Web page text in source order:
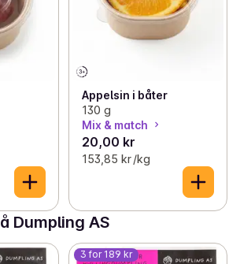
Appelsin i båter
130 g
Mix & match
20,00 kr
153,85 kr /kg
Dumpling AS
3 for 189 kr